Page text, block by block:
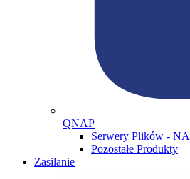
QNAP
Serwery Plików -
Pozostałe Produkty
Zasilanie